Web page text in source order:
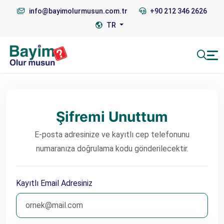
info@bayimolurmusun.com.tr
+90 212 346 2626
TR
Şifremi Unuttum
E-posta adresinize ve kayıtlı cep telefonunu
numaranıza doğrulama kodu gönderilecektir.
Kayıtlı Email Adresiniz